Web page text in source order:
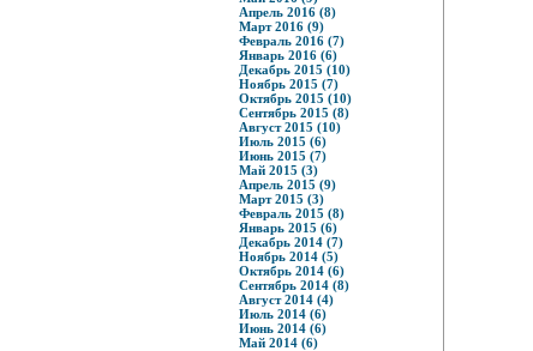
Апрель 2016 (8)
Март 2016 (9)
Февраль 2016 (7)
Январь 2016 (6)
Декабрь 2015 (10)
Ноябрь 2015 (7)
Октябрь 2015 (10)
Сентябрь 2015 (8)
Август 2015 (10)
Июль 2015 (6)
Июнь 2015 (7)
Май 2015 (3)
Апрель 2015 (9)
Март 2015 (3)
Февраль 2015 (8)
Январь 2015 (6)
Декабрь 2014 (7)
Ноябрь 2014 (5)
Октябрь 2014 (6)
Сентябрь 2014 (8)
Август 2014 (4)
Июль 2014 (6)
Июнь 2014 (6)
Май 2014 (6)